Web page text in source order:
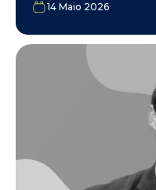
14 Maio 2026